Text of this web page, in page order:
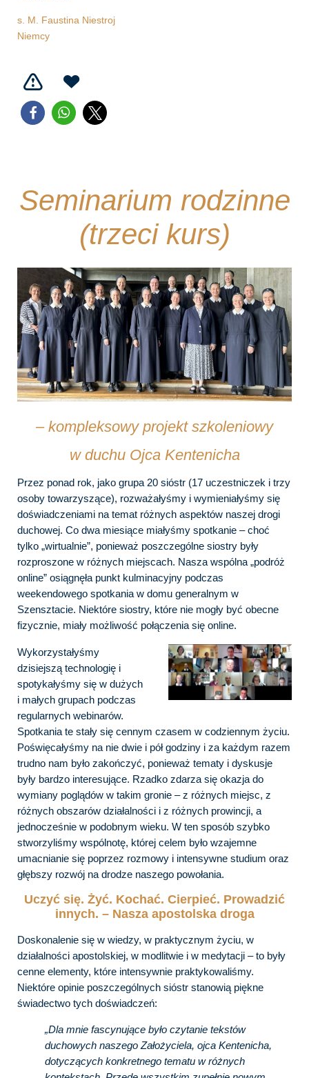
s. M. Faustina Niestroj
Niemcy
Seminarium rodzinne
(trzeci kurs)
– kompleksowy projekt szkoleniowy
w duchu Ojca Kentenicha
Przez ponad rok, jako grupa 20 sióstr (17 uczestniczek i trzy
osoby towarzyszące), rozważałyśmy i wymieniałyśmy się
doświadczeniami na temat różnych aspektów naszej drogi
duchowej. Co dwa miesiące miałyśmy spotkanie – choć
tylko „wirtualnie”, ponieważ poszczególne siostry były
rozproszone w różnych miejscach. Nasza wspólna „podróż
online” osiągnęła punkt kulminacyjny podczas
weekendowego spotkania w domu generalnym w
Szensztacie. Niektóre siostry, które nie mogły być obecne
fizycznie, miały możliwość połączenia się online.
Wykorzystałyśmy
dzisiejszą technologię i
spotykałyśmy się w dużych
i małych grupach podczas
regularnych webinarów.
Spotkania te stały się cennym czasem w codziennym życiu.
Poświęcałyśmy na nie dwie i pół godziny i za każdym razem
trudno nam było zakończyć, ponieważ tematy i dyskusje
były bardzo interesujące. Rzadko zdarza się okazja do
wymiany poglądów w takim gronie – z różnych miejsc, z
różnych obszarów działalności i z różnych prowincji, a
jednocześnie w podobnym wieku. W ten sposób szybko
stworzyliśmy wspólnotę, której celem było wzajemne
umacnianie się poprzez rozmowy i intensywne studium oraz
głębszy rozwój na drodze naszego powołania.
Uczyć się. Żyć. Kochać. Cierpieć. Prowadzić
innych. – Nasza apostolska droga
Doskonalenie się w wiedzy, w praktycznym życiu, w
działalności apostolskiej, w modlitwie i w medytacji – to były
cenne elementy, które intensywnie praktykowaliśmy.
Niektóre opinie poszczególnych sióstr stanowią piękne
świadectwo tych doświadczeń:
„Dla mnie fascynujące było czytanie tekstów
duchowych naszego Założyciela, ojca Kentenicha,
dotyczących konkretnego tematu w różnych